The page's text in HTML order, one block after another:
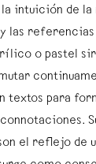
intuición de la
las
o pastel
textos para
el reflejo de